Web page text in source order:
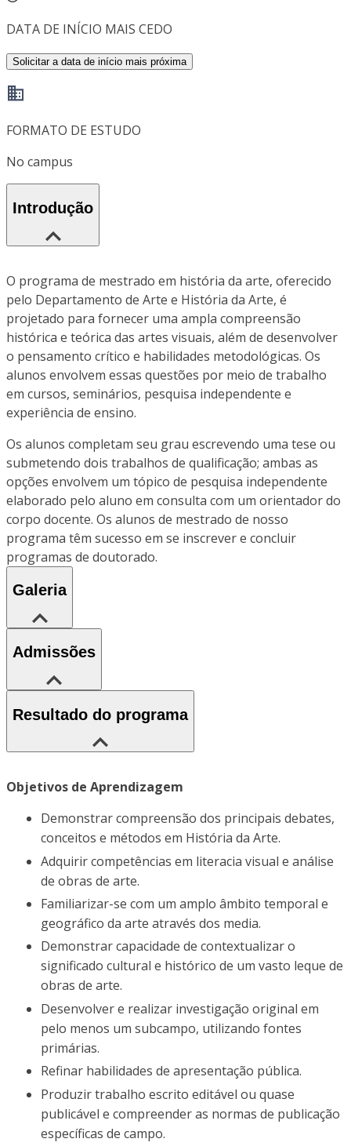
DATA DE INÍCIO MAIS CEDO
Solicitar a data de início mais próxima
FORMATO DE ESTUDO
No campus
Introdução
O programa de mestrado em história da arte, oferecido
pelo Departamento de Arte e História da Arte, é
projetado para fornecer uma ampla compreensão
histórica e teórica das artes visuais, além de desenvolver
o pensamento crítico e habilidades metodológicas. Os
alunos envolvem essas questões por meio de trabalho
em cursos, seminários, pesquisa independente e
experiência de ensino.
Os alunos completam seu grau escrevendo uma tese ou
submetendo dois trabalhos de qualificação; ambas as
opções envolvem um tópico de pesquisa independente
elaborado pelo aluno em consulta com um orientador do
corpo docente. Os alunos de mestrado de nosso
programa têm sucesso em se inscrever e concluir
programas de doutorado.
Galeria
Admissões
Resultado do programa
Objetivos de Aprendizagem
Demonstrar compreensão dos principais debates,
conceitos e métodos em História da Arte.
Adquirir competências em literacia visual e análise
de obras de arte.
Familiarizar-se com um amplo âmbito temporal e
geográfico da arte através dos media.
Demonstrar capacidade de contextualizar o
significado cultural e histórico de um vasto leque de
obras de arte.
Desenvolver e realizar investigação original em
pelo menos um subcampo, utilizando fontes
primárias.
Refinar habilidades de apresentação pública.
Produzir trabalho escrito editável ou quase
publicável e compreender as normas de publicação
específicas de campo.